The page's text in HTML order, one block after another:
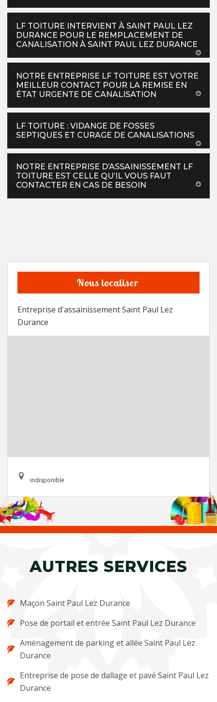
LF TOITURE INTERVIENT À SAINT PAUL LEZ
DURANCE POUR LE REMPLACEMENT DE
CANALISATION À SAINT PAUL LEZ DURANCE
NOTRE ENTREPRISE LF TOITURE EST VOTRE
MEILLEUR CONTACT POUR LA REMISE EN
ÉTAT URGENTE DE CANALISATION
LF TOITURE : VIDANGE DE FOSSES
SEPTIQUES ET CURAGE DE CANALISATIONS
NOTRE ENTREPRISE D’ASSAINISSEMENT LF
TOITURE EST CELLE QU’IL VOUS FAUT
CONTACTER EN CAS DE BESOIN
Nous localiser
Entreprise d'assainissement Saint Paul Lez
Durance
indisponible
AUTRES SERVICES
Maçon Saint Paul Lez Durance
Pose de portail et entrée Saint Paul Lez Durance
Aménagement de parking et allée Saint Paul Lez
Durance
Entreprise de pose de dallage et pavé Saint Paul Lez
Durance